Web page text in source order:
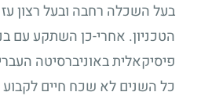
בעל השכלה רחבה ובעל רצון
הטכניון. אחרי-כן השתקע עם
פיסיקאלית באוניברסיטה
כל השנים לא שכח חיים